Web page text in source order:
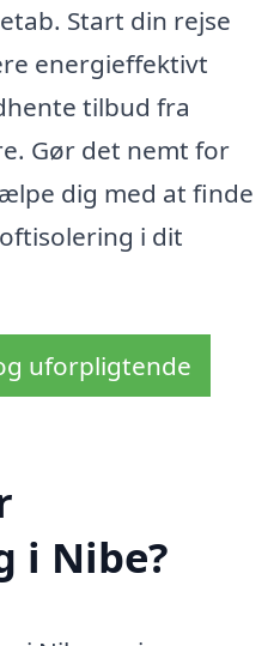
Start din rejse
energieffektivt
tilbud fra
Gør det nemt for
dig med at finde
i dit
uforpligtende
i Nibe?